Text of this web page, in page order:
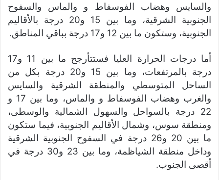
والسايس وهضاب الفوسفاط و والماس والسفوح
الجنوبية الشرقية، وما بين 15 و20 درجة بالأقاليم
الجنوبية، وستكون ما بين 12 و17 درجة بباقي المناطق.
أما درجات الحرارة العليا فستتأرجح ما بين 11 و17
درجة بالمرتفعات، وما بين 15 و20 درجة بكل من
الساحل المتوسطي والمنطقة الشرقية والسايس
والغرب وهضاب الفوسفاط و والماس، وما بين 17 و
22 درجة بالسواحل والسهول الشمالية والوسطى،
ومنطقة سوس، وشمال الأقاليم الجنوبية، فيما ستكون
ما بين 20 و26 درجة في السفوح الجنوبية الشرقية
وداخل منطقة الشياظمة، وما بين 23 و30 درجة في
أقصى الجنوب.